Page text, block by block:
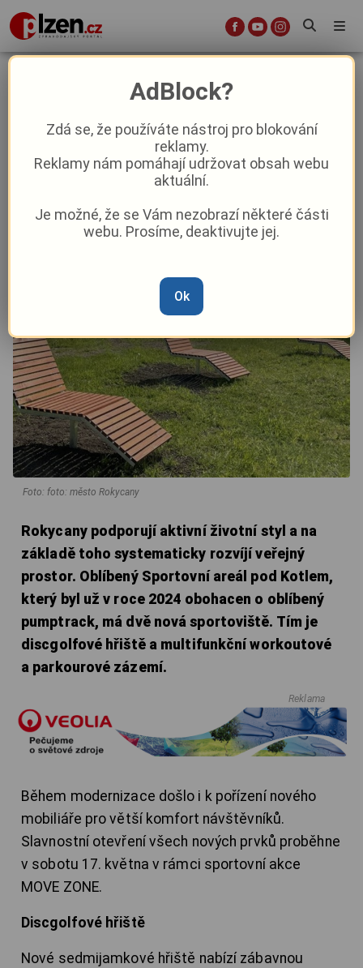
Rokycany rozšiřují Sportovní areál
pod Kotlem: Discgolf, parkour i
MOVE ZONE pro všechny generace
Aktuality Z kraje
Anna Raková –14. 5. 2025|12:34
Foto: foto: město Rokycany
Rokycany podporují aktivní životní styl a na
základě toho systematicky rozvíjí veřejný
prostor. Oblíbený Sportovní areál pod Kotlem,
který byl už v roce 2024 obohacen o oblíbený
pumptrack, má dvě nová sportoviště. Tím je
discgolfové hřiště a multifunkční workoutové
a parkourové zázemí.
Reklama
Během modernizace došlo i k pořízení nového
mobiliáře pro větší komfort návštěvníků.
Slavnostní otevření všech nových prvků proběhne
v sobotu 17. května v rámci sportovní akce
MOVE ZONE.
Discgolfové hřiště
Nové sedmijamkové hřiště nabízí zábavnou
AdBlock?
Zdá se, že používáte nástroj pro blokování
reklamy.
Reklamy nám pomáhají udržovat obsah webu
aktuální.
Je možné, že se Vám nezobrazí některé části
webu. Prosíme, deaktivujte jej.
Ok